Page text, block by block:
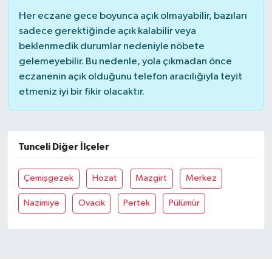
Her eczane gece boyunca açık olmayabilir, bazıları
sadece gerektiğinde açık kalabilir veya
beklenmedik durumlar nedeniyle nöbete
gelemeyebilir. Bu nedenle, yola çıkmadan önce
eczanenin açık olduğunu telefon aracılığıyla teyit
etmeniz iyi bir fikir olacaktır.
Tunceli Diğer İlçeler
Çemişgezek Hozat Mazgirt Merkez
Nazimiye Ovacik Pertek Pülümür